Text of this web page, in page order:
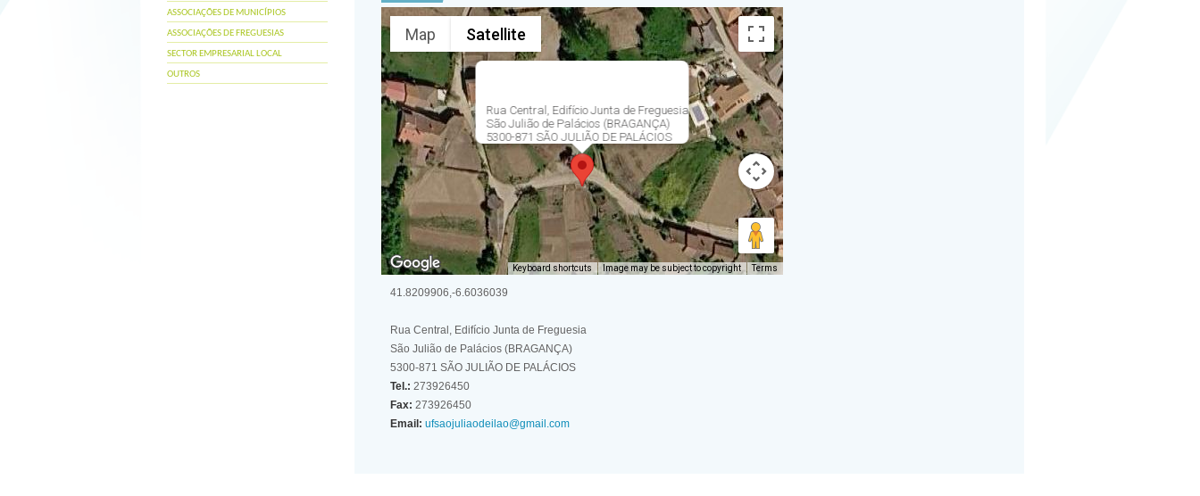
ASSOCIAÇÕES DE MUNICÍPIOS
ASSOCIAÇÕES DE FREGUESIAS
SECTOR EMPRESARIAL LOCAL
OUTROS
Rua Central, Edifício Junta de Freguesia
São Julião de Palácios (BRAGANÇA)
5300-871 SÃO JULIÃO DE PALÁCIOS
Map Satellite
Keyboard shortcuts Image may be subject to copyright Terms
41.8209906,-6.6036039
Rua Central, Edifício Junta de Freguesia
São Julião de Palácios (BRAGANÇA)
5300-871 SÃO JULIÃO DE PALÁCIOS
Tel.: 273926450
Fax: 273926450
Email: ufsaojuliaodeilao@gmail.com